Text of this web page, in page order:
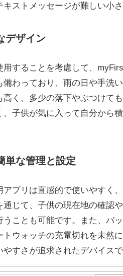
キストメッセージが難しい小
デザイン
用することを考慮して、
備わっており、雨の日や手洗
高く、多少の落下やぶつけて
、子供が気に入って自分から
単な管理と設定
アプリは直感的で使いやすく
通じて、子供の現在地の確認
うことも可能です。また、バ
トウォッチの充電切れを未然
すさが追求されたデバイスで